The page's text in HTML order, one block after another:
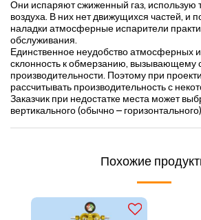
Они испаряют сжиженный газ, использую
воздуха. В них нет движущихся частей, и
наладки атмосферные испарители
обслуживания.
Единственное неудобство атмосферных
склонность к обмерзанию, вызывающему
производительности. Поэтому при
рассчитывать производительность с
Заказчик при недостатке места может
вертикального (обычно –
Похожие